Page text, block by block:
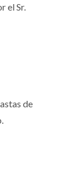
el Sr.
de